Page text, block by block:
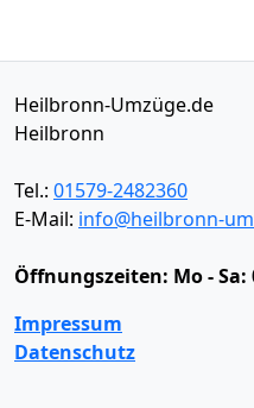
Heilbronn-Umzüge.de
Heilbronn
Tel.: 01579-2482360
E-Mail: info@heilbronn-
Öffnungszeiten: Mo - Sa:
Impressum
Datenschutz